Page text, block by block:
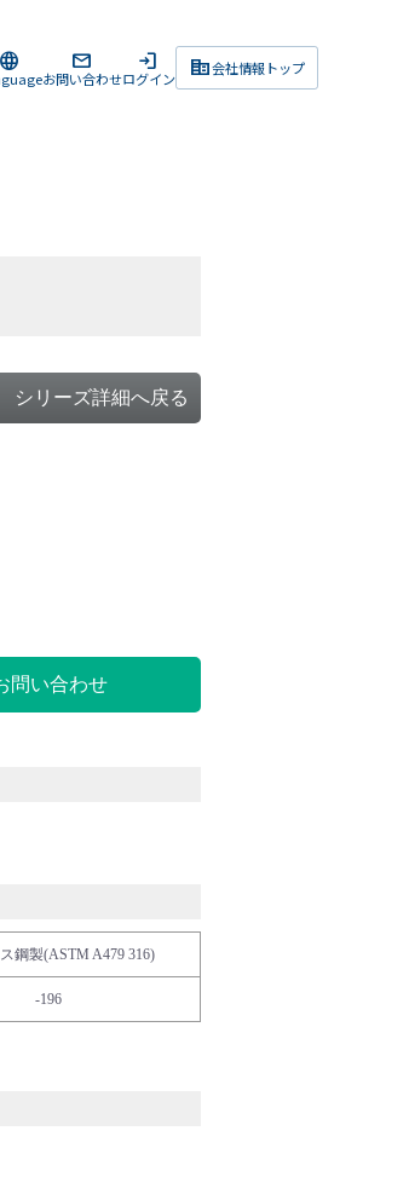
corporate_fare会社情報トップ
language mail
お問い合わせ
login
ログイン
シリーズ詳細へ戻る
問い合わせ
鋼製(ASTM A479 316)
-196